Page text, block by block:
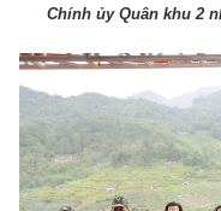
Chính ủy Quân khu 2